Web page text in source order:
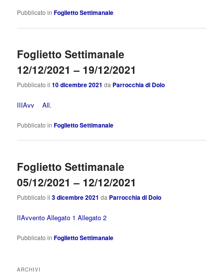
Pubblicato in Foglietto Settimanale
Foglietto Settimanale
12/12/2021 – 19/12/2021
Pubblicato il10 dicembre 2021 da Parrocchia di Dolo
IIIAvvAll.
Pubblicato in Foglietto Settimanale
Foglietto Settimanale
05/12/2021 – 12/12/2021
Pubblicato il3 dicembre 2021 da Parrocchia di Dolo
IIAvvento Allegato 1 Allegato 2
Pubblicato in Foglietto Settimanale
ARCHIVI